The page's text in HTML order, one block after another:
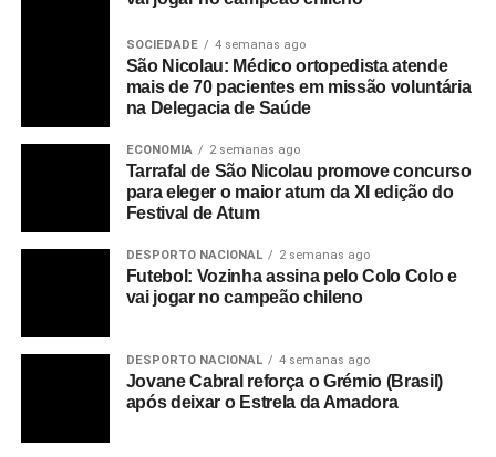
SOCIEDADE 4 semanas ago
São Nicolau: Médico ortopedista atende
mais de 70 pacientes em missão voluntária
na Delegacia de Saúde
ECONOMIA 2 semanas ago
Tarrafal de São Nicolau promove concurso
para eleger o maior atum da XI edição do
Festival de Atum
DESPORTO NACIONAL 2 semanas ago
Futebol: Vozinha assina pelo Colo Colo e
vai jogar no campeão chileno
DESPORTO NACIONAL 4 semanas ago
Jovane Cabral reforça o Grémio (Brasil)
após deixar o Estrela da Amadora